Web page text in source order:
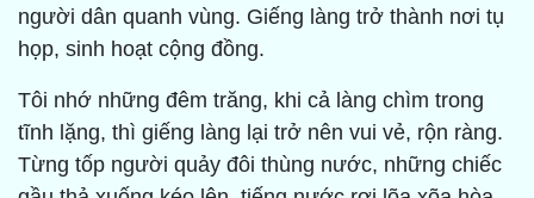
người dân quanh vùng. Giếng làng trở thành nơi tụ
họp, sinh hoạt cộng đồng.
Tôi nhớ những đêm trăng, khi cả làng chìm trong
tĩnh lặng, thì giếng làng lại trở nên vui vẻ, rộn ràng.
Từng tốp người quảy đôi thùng nước, những chiếc